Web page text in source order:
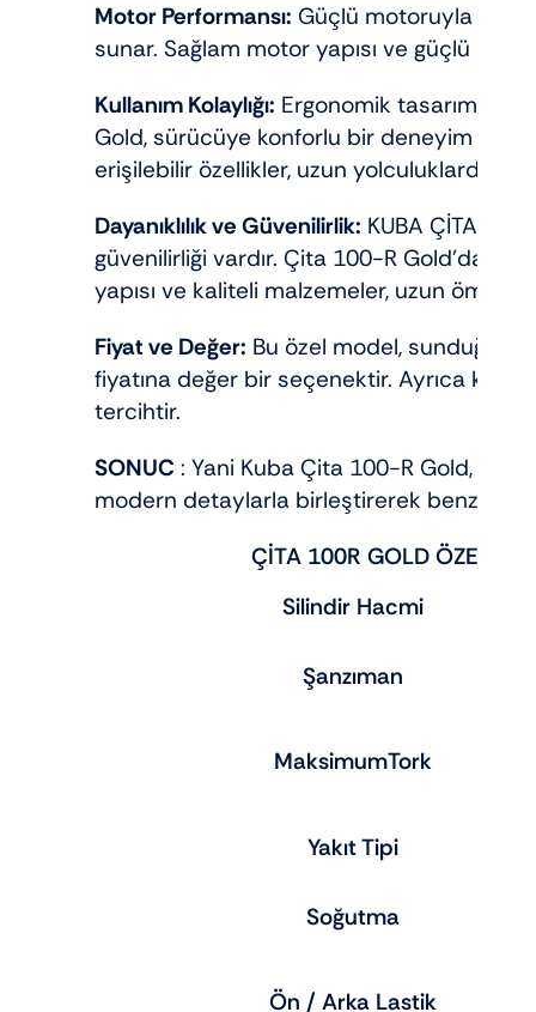
Motor Performansı: Güçlü motoruyla Çita
sunar. Sağlam motor yapısı ve güçlü
Kullanım Kolaylığı: Ergonomik tasarımı ve
Gold, sürücüye konforlu bir deneyim
erişilebilir özellikler, uzun yolculuklarda
Dayanıklılık ve Güvenilirlik: KUBA ÇİTA 100-
güvenilirliği vardır. Çita 100-R Gold’da da
yapısı ve kaliteli malzemeler, uzun
Fiyat ve Değer: Bu özel model, sunduğu
fiyatına değer bir seçenektir. Ayrıca
tercihtir.
SONUC: Yani Kuba Çita 100-R Gold,
modern detaylarla birleştirerek
ÇİTA 100R GOLD
Silindir Hacmi
Şanzıman
MaksimumTork
Yakıt Tipi
Soğutma
Ön / Arka Lastik